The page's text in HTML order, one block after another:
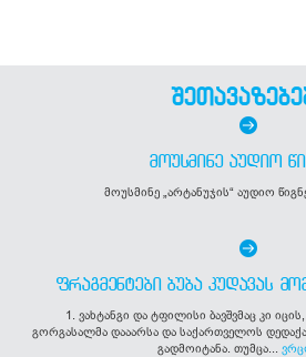
ᲛᲝᲣᲡᲛᲘᲜᲔ ᲐᲣᲓᲘᲝ
მოუსმინე „არტანუჯის“ აუდიო
ᲤᲠᲐᲒᲛᲔᲜᲢᲔᲑᲘ ᲑᲣᲑᲐ ᲙᲣᲓᲐᲕᲐᲡ
1. ვახტანგი და ტფილისი ბავშვმაც კი
გორგასალმა დააარსა და საქართველოს
გადმოიტანა. თუმცა...